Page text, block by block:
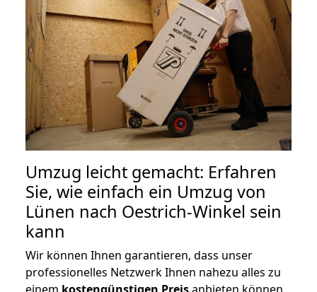
Umzug leicht gemacht: Erfahren
Sie, wie einfach ein Umzug von
Lünen nach Oestrich-Winkel sein
kann
Wir können Ihnen garantieren, dass unser
professionelles Netzwerk Ihnen nahezu alles zu
einem kostengünstigen Preisanbieten können.